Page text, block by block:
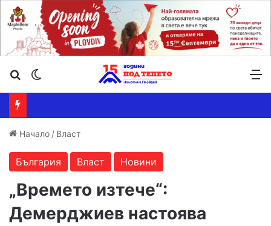
Търсене ...
Начало / Власт
България Власт Новини
„Времето изтече“:
Демерджиев настоява